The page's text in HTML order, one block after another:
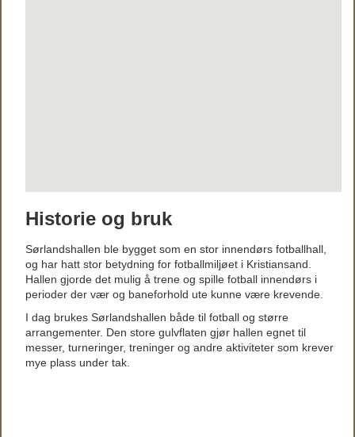
Historie og bruk
Sørlandshallen ble bygget som en stor innendørs fotballhall,
og har hatt stor betydning for fotballmiljøet i Kristiansand.
Hallen gjorde det mulig å trene og spille fotball innendørs i
perioder der vær og baneforhold ute kunne være krevende.
I dag brukes Sørlandshallen både til fotball og større
arrangementer. Den store gulvflaten gjør hallen egnet til
messer, turneringer, treninger og andre aktiviteter som krever
mye plass under tak.